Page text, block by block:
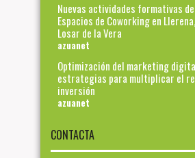
Nuevas actividades formativas de
Espacios de Coworking en
Losar de la Vera
azuanet
Optimización del marketing
estrategias para multiplicar el
inversión
azuanet
CONTACTA